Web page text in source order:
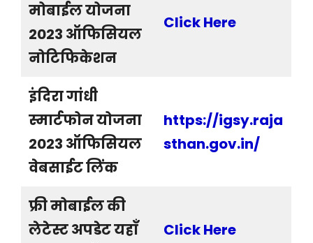
मोबाईल योजना
2023 ऑफिसियल
नोटिफिकेशन
Click Here
इंदिरा गांधी
स्मार्टफोन योजना
2023 ऑफिसियल
वेबसाईट लिंक
https://igsy.raja
sthan.gov.in/
फ्री मोबाईल की
लेटेस्ट अपडेट यहाँ
Click Here